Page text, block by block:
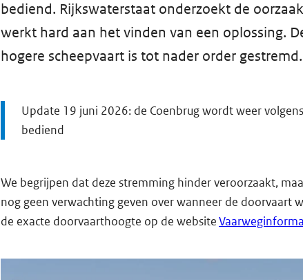
bediend. Rijkswaterstaat onderzoekt de
werkt hard aan het vinden van een oplossing.
hogere scheepvaart is tot nader order gestremd.
Update 19 juni 2026: de Coenbrug wordt weer
bediend
We begrijpen dat deze stremming hinder veroorzaakt,
nog geen verwachting geven over wanneer de doorvaart
de exacte doorvaarthoogte op de website